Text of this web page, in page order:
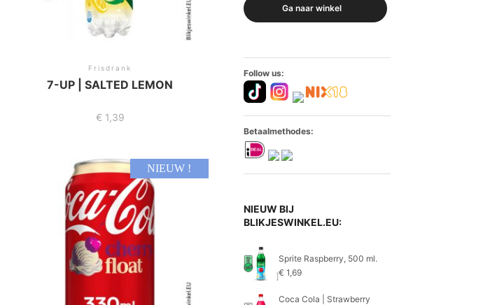
Frisdrank
7-UP | SALTED LEMON
€ 1,39
NIEUW !
Ga naar winkel
Follow us:
Betaalmethodes:
NIEUW BIJ
BLIKJESWINKEL.EU:
Sprite Raspberry, 500 ml.
€ 1,69
Coca Cola | Strawberry